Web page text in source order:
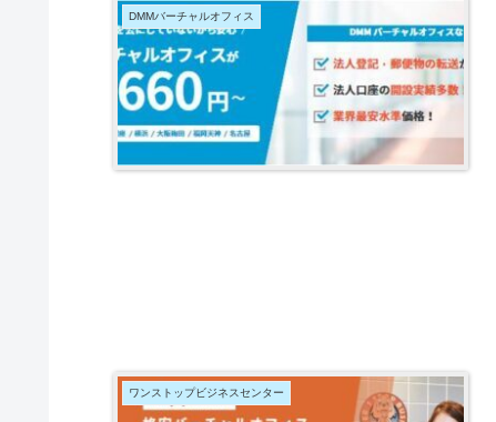
DMMバーチャルオフィス
ワンストップビジネスセンター